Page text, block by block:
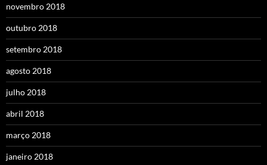
novembro 2018
outubro 2018
setembro 2018
agosto 2018
julho 2018
abril 2018
março 2018
janeiro 2018